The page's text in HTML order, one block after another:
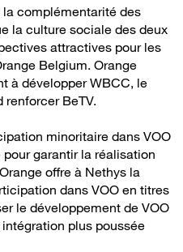
la complémentarité des
la culture sociale des deux
attractives pour les
Belgium. Orange
à développer WBCC, le
renforcer BeTV.
minoritaire dans VOO
garantir la réalisation
offre à Nethys la
dans VOO en titres
le développement de VOO
plus poussée